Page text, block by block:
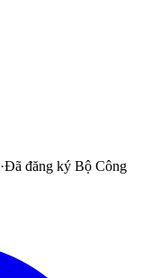
·Đã đăng ký Bộ Công